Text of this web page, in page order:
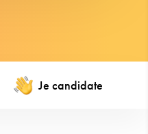
Je candidate